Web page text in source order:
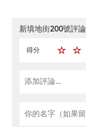
新填地街200號評論
得分